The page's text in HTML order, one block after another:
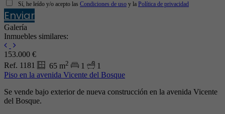
Sí, he leído y/o acepto las Condiciones de uso y la Política de privacidad
Enviar
Galería
Inmuebles similares:
153.000 €
Ref. 1181
65 m2 1
1
Piso en la avenida Vicente del Bosque
Se vende bajo exterior de nueva construcción en la avenida Vicente
del Bosque.